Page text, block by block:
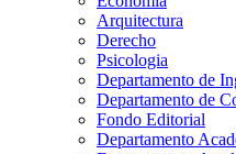
Arquitectura
Derecho
Psicologia
Departamento de
Departamento de
Fondo Editorial
Departamento